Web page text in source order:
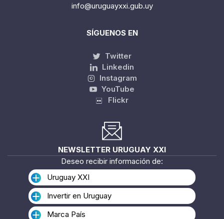
info@uruguayxxi.gub.uy
SÍGUENOS EN
Twitter
Linkedin
Instagram
YouTube
Flickr
NEWSLETTER URUGUAY XXI
Deseo recibir información de:
Uruguay XXI
Invertir en Uruguay
Marca País